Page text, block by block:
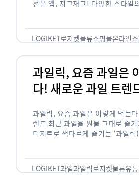
전문 앱, 지그재그! 다양한 스타일
LOGIKET로지켓물류쇼핑몰온라인
과일릭, 요즘 과일은
다! 새로운 과일 트렌
과일릭, 요즘 과일은 이렇게 먹는
렌드 최근 과일을 원물 그대로 즐
디저트로 색다르게 즐기는 ‘과일
…
LOGIKET과일과일릭로지켓물류유통